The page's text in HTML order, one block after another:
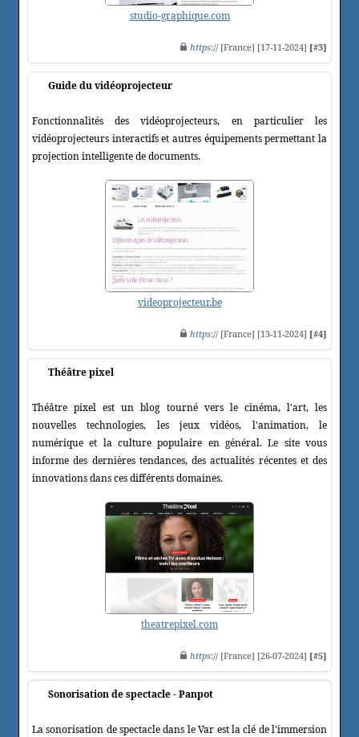
studio-graphique.com
https:// [France] [17-11-2024] [#3]
Guide du vidéoprojecteur
Fonctionnalités des vidéoprojecteurs, en particulier les
vidéoprojecteurs interactifs et autres équipements permettant la
projection intelligente de documents.
videoprojecteur.be
https:// [France] [13-11-2024] [#4]
Théâtre pixel
Théâtre pixel est un blog tourné vers le cinéma, l'art, les
nouvelles technologies, les jeux vidéos, l'animation, le
numérique et la culture populaire en général. Le site vous
informe des dernières tendances, des actualités récentes et des
innovations dans ces différents domaines.
theatrepixel.com
https:// [France] [26-07-2024] [#5]
Sonorisation de spectacle - Panpot
La sonorisation de spectacle dans le Var est la clé de l'immersion